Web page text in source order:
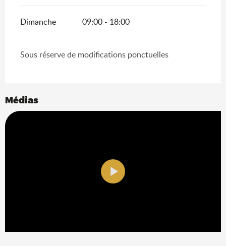
Dimanche 09:00 - 18:00
Sous réserve de modifications ponctuelles
Médias